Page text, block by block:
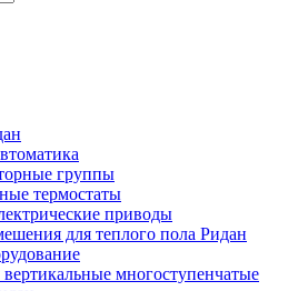
группы
термостаты
приводы
для теплого пола Ридан
многоступенчатые